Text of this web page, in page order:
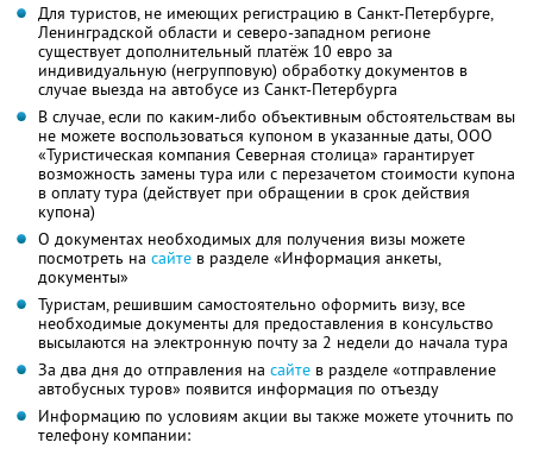
Для туристов, не имеющих регистрацию в Санкт-Петербурге,
Ленинградской области и северо-западном регионе
существует дополнительный платёж 10 евро за
индивидуальную (негрупповую) обработку документов в
случае выезда на автобусе из Санкт-Петербурга
В случае, если по каким-либо объективным обстоятельствам вы
не можете воспользоваться купоном в указанные даты, ООО
«Туристическая компания Северная столица» гарантирует
возможность замены тура или с перезачетом стоимости купона
в оплату тура (действует при обращении в срок действия
купона)
О документах необходимых для получения визы можете
посмотреть на сайте в разделе «Информация анкеты,
документы»
Туристам, решившим самостоятельно оформить визу, все
необходимые документы для предоставления в консульство
высылаются на электронную почту за 2 недели до начала тура
За два дня до отправления на сайте в разделе «отправление
автобусных туров» появится информация по отъезду
Информацию по условиям акции вы также можете уточнить по
телефону компании: